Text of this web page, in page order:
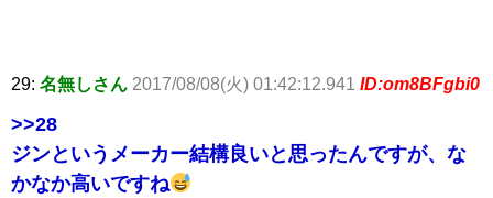
29: 名無しさん 2017/08/08(火) 01:42:12.941 ID:om8BFgbi0
>>28
ジンというメーカー結構良いと思ったんですが、な
かなか高いですね